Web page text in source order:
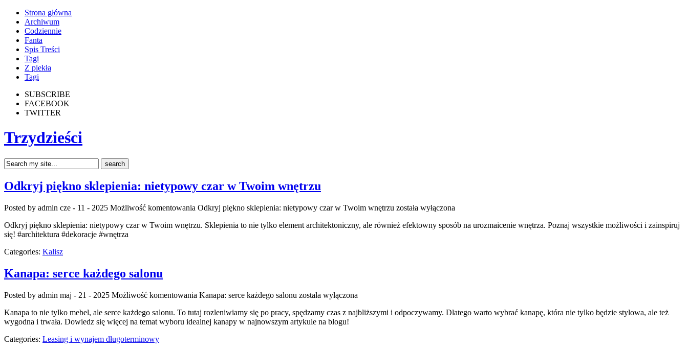
Strona główna
Archiwum
Codziennie
Fanta
Spis Treści
Tagi
Z piekła
Tagi
SUBSCRIBE
FACEBOOK
TWITTER
Trzydzieści
Odkryj piękno sklepienia: nietypowy czar w Twoim wnętrzu
Posted by admin cze - 11 - 2025 Możliwość komentowania Odkryj piękno sklepienia: nietypowy czar w Twoim wnętrzu została wyłączona
Odkryj piękno sklepienia: nietypowy czar w Twoim wnętrzu. Sklepienia to nie tylko element architektoniczny, ale również efektowny sposób na urozmaicenie wnętrza. Poznaj wszystkie możliwości i zainspiruj
się! #architektura #dekoracje #wnętrza
Categories: Kalisz
Kanapa: serce każdego salonu
Posted by admin maj - 21 - 2025 Możliwość komentowania Kanapa: serce każdego salonu została wyłączona
Kanapa to nie tylko mebel, ale serce każdego salonu. To tutaj rozleniwiamy się po pracy, spędzamy czas z najbliższymi i odpoczywamy. Dlatego warto wybrać kanapę, która nie tylko będzie stylowa, ale też
wygodna i trwała. Dowiedz się więcej na temat wyboru idealnej kanapy w najnowszym artykule na blogu!
Categories: Leasing i wynajem długoterminowy